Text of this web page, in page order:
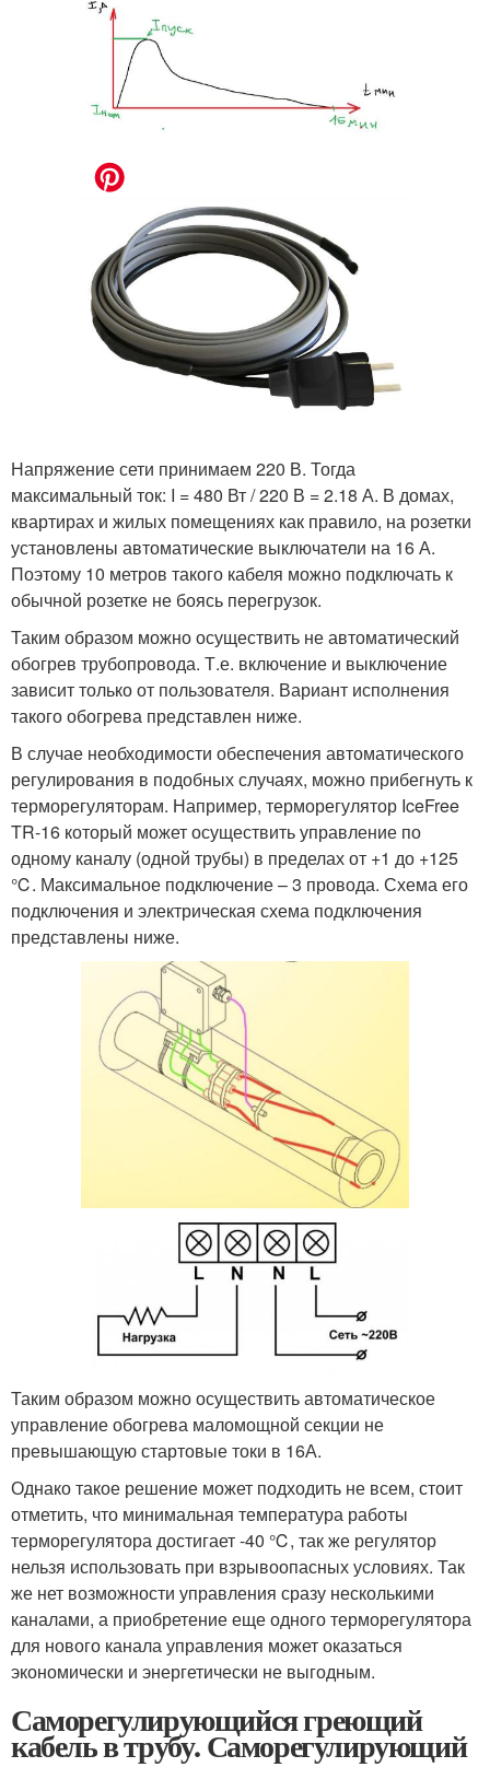
Напряжение сети принимаем 220 В. Тогда
максимальный ток: I = 480 Вт / 220 В = 2.18 А. В домах,
квартирах и жилых помещениях как правило, на розетки
установлены автоматические выключатели на 16 А.
Поэтому 10 метров такого кабеля можно подключать к
обычной розетке не боясь перегрузок.
Таким образом можно осуществить не автоматический
обогрев трубопровода. Т.е. включение и выключение
зависит только от пользователя. Вариант исполнения
такого обогрева представлен ниже.
В случае необходимости обеспечения автоматического
регулирования в подобных случаях, можно прибегнуть к
терморегуляторам. Например, терморегулятор IceFree
TR-16 который может осуществить управление по
одному каналу (одной трубы) в пределах от +1 до +125
℃. Максимальное подключение – 3 провода. Схема его
подключения и электрическая схема подключения
представлены ниже.
Таким образом можно осуществить автоматическое
управление обогрева маломощной секции не
превышающую стартовые токи в 16А.
Однако такое решение может подходить не всем, стоит
отметить, что минимальная температура работы
терморегулятора достигает -40 ℃, так же регулятор
нельзя использовать при взрывоопасных условиях. Так
же нет возможности управления сразу несколькими
каналами, а приобретение еще одного терморегулятора
для нового канала управления может оказаться
экономически и энергетически не выгодным.
Саморегулирующийся греющий
кабель в трубу. Саморегулирующий